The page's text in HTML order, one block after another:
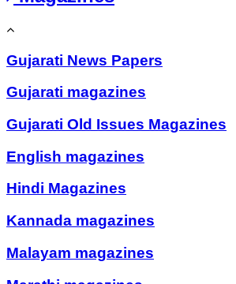
Gujarati News Papers
Gujarati magazines
Gujarati Old Issues Magazines
English magazines
Hindi Magazines
Kannada magazines
Malayam magazines